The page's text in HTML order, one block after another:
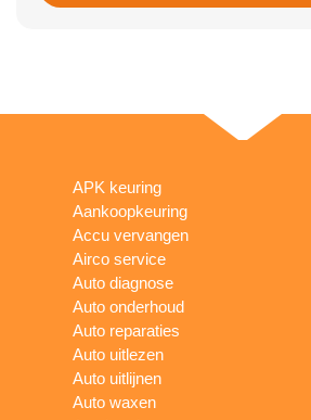
APK keuring
Aankoopkeuring
Accu vervangen
Airco service
Auto diagnose
Auto onderhoud
Auto reparaties
Auto uitlezen
Auto uitlijnen
Auto waxen